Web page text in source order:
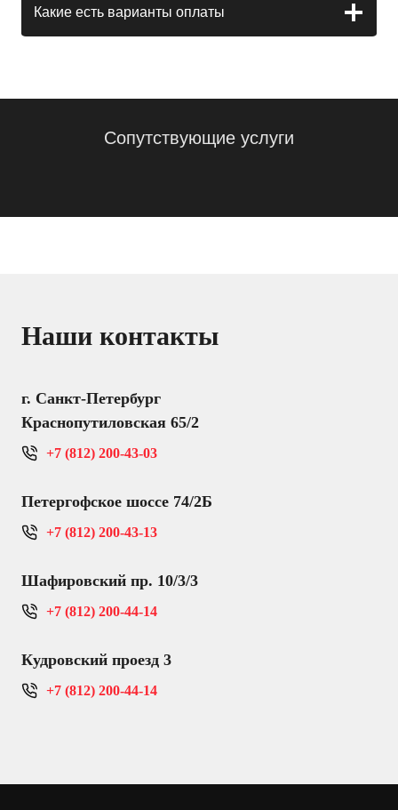
Какие есть варианты оплаты
Сопутствующие услуги
Наши контакты
г. Санкт-Петербург
Краснопутиловская 65/2
+7 (812) 200-43-03
Петергофское шоссе 74/2Б
+7 (812) 200-43-13
Шафировский пр. 10/3/3
+7 (812) 200-44-14
Кудровский проезд 3
+7 (812) 200-44-14